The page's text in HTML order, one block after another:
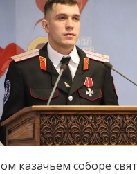
казачьем соборе